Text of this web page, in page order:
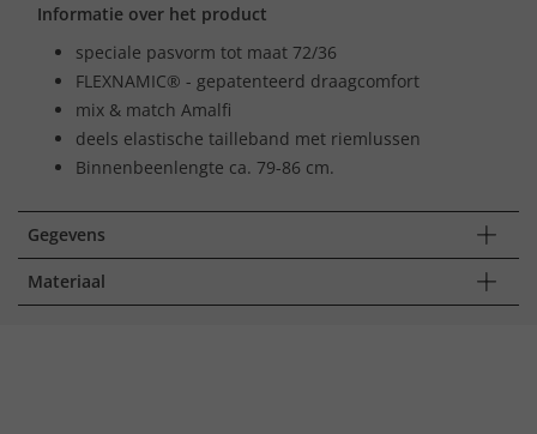
Informatie over het product
speciale pasvorm tot maat 72/36
FLEXNAMIC® - gepatenteerd draagcomfort
mix & match Amalfi
deels elastische tailleband met riemlussen
Binnenbeenlengte ca. 79-86 cm.
Gegevens
Materiaal